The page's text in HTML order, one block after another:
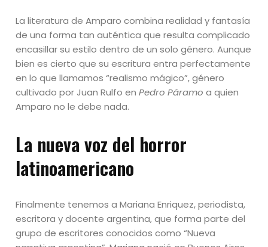
La literatura de Amparo combina realidad y fantasía
de una forma tan auténtica que resulta complicado
encasillar su estilo dentro de un solo género. Aunque
bien es cierto que su escritura entra perfectamente
en lo que llamamos “realismo mágico”, género
cultivado por Juan Rulfo enPedro Páramoa quien
Amparo no le debe nada.
La nueva voz del horror
latinoamericano
Finalmente tenemos a Mariana Enriquez, periodista,
escritora y docente argentina, que forma parte del
grupo de escritores conocidos como “Nueva